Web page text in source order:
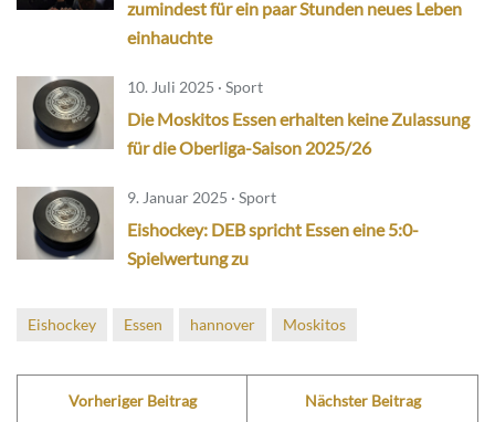
zumindest für ein paar Stunden neues Leben
einhauchte
10. Juli 2025 · Sport
Die Moskitos Essen erhalten keine Zulassung
für die Oberliga-Saison 2025/26
9. Januar 2025 · Sport
Eishockey: DEB spricht Essen eine 5:0-
Spielwertung zu
Eishockey Essen hannover Moskitos
Vorheriger Beitrag Nächster Beitrag